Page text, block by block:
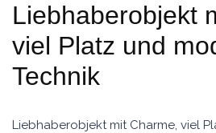
Liebhaberobjekt
viel Platz und
Technik
Liebhaberobjekt mit Charme, viel